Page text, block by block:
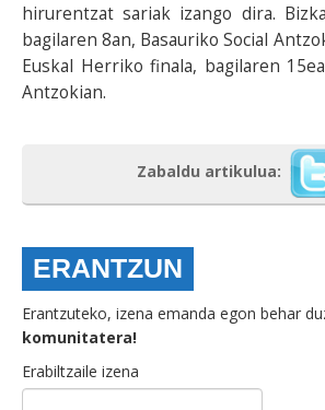
hirurentzat sariak izango dira.
bagilaren 8an, Basauriko Social
Euskal Herriko finala, bagilaren
Antzokian.
Zabaldu artikulua:
ERANTZUN
Erantzuteko, izena emanda egon behar
komunitatera!
Erabiltzaile izena